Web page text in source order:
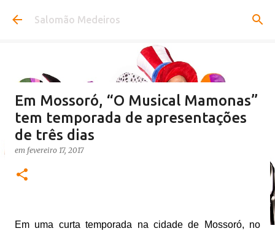
Pular para o conteúdo principal
Salomão Medeiros
Em Mossoró, “O Musical Mamonas”
tem temporada de apresentações
de três dias
em fevereiro 17, 2017
Em uma curta temporada na cidade de Mossoró, no